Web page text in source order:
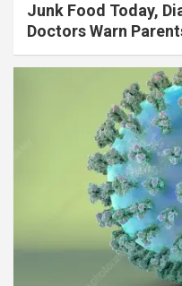
Junk Food Today,
Doctors Warn